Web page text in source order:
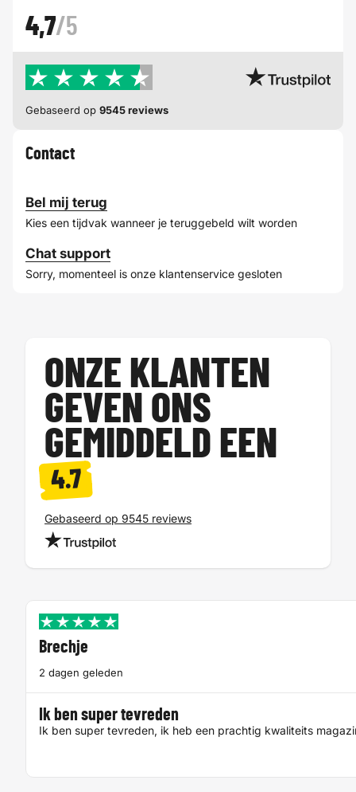
4,7/5
Gebaseerd op 9545 reviews
Contact
Bel mij terug
Kies een tijdvak wanneer je teruggebeld wilt worden
Chat support
Sorry, momenteel is onze klantenservice gesloten
ONZE KLANTEN
GEVEN ONS
GEMIDDELD EEN
4.7
Gebaseerd op 9545 reviews
Brechje
2 dagen geleden
Ik ben super tevreden
Ik ben super tevreden, ik heb een prachtig kwaliteits